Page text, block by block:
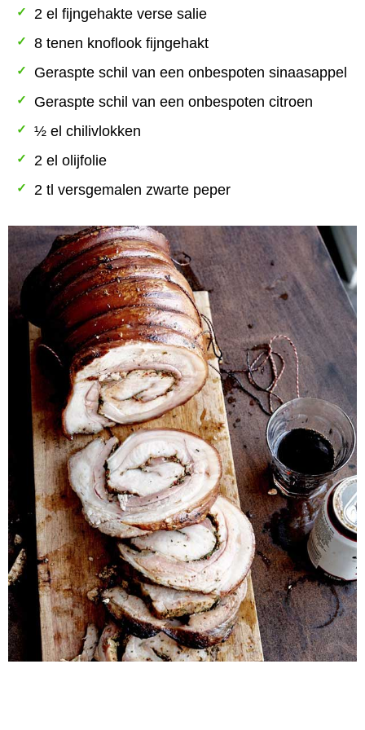
2 el fijngehakte verse salie
8 tenen knoflook fijngehakt
Geraspte schil van een onbespoten sinaasappel
Geraspte schil van een onbespoten citroen
½ el chilivlokken
2 el olijfolie
2 tl versgemalen zwarte peper